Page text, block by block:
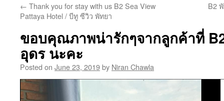
← Thank you for stay with us B2 Sea View
Pattaya Hotel / บีทู ซีวิว พัทยา
B2
ขอบคุณภาพน่ารักๆจากลูกค้าที่
อุดร นะคะ
Posted on June 23, 2019by Niran Chawla